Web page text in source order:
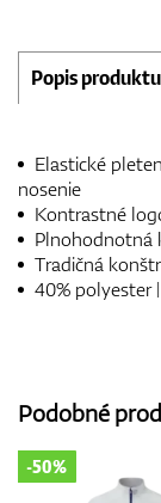
Popis produktu
Elastické
nosenie
Kontrastné
Plnohodnotná
Tradičná
40% polyester
Podobné
-50%